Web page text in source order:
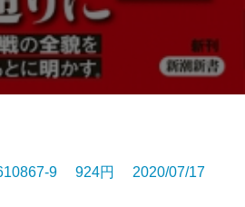
9 924円 2020/07/17